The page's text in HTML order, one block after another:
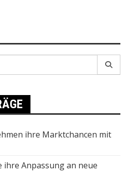
ihre Marktchancen mit
Anpassung an neue